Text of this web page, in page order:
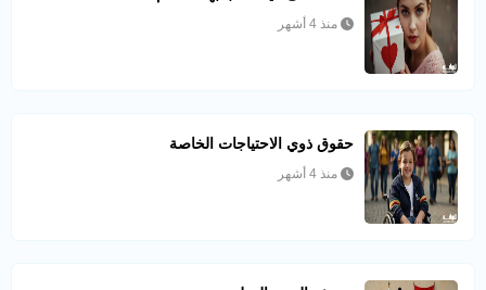
منذ 4 أشهر
حقوق ذوي الاحتياجات الخاصة
منذ 4 أشهر